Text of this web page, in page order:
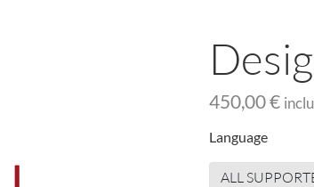
450,00 €
Language
ALL